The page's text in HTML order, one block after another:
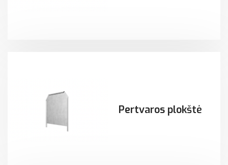
Pertvaros plokštė